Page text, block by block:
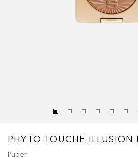
PHYTO-TOUCHE ILLUSION
Puder